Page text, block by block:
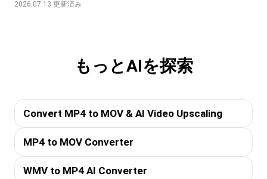
2026.07.13 更新済み
もっとAIを探索
Convert MP4 to MOV & AI Video Upscaling
MP4 to MOV Converter
WMV to MP4 AI Converter